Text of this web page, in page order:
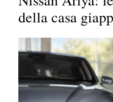
della casa